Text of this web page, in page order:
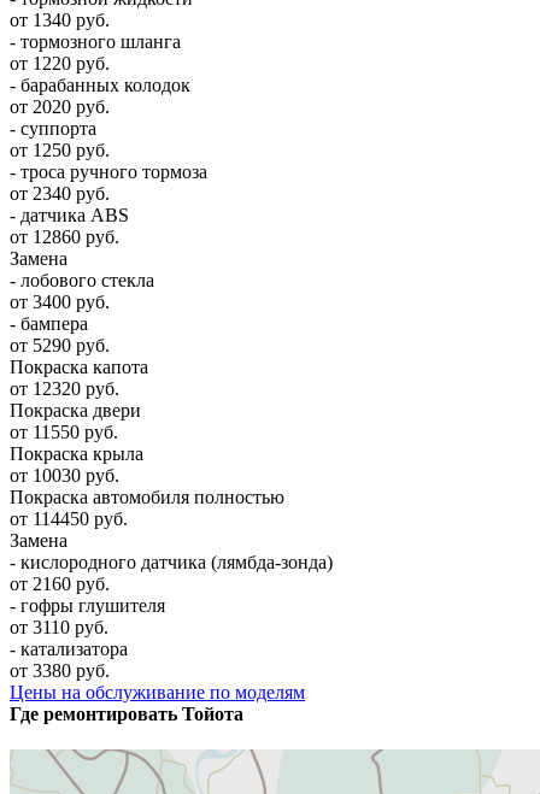
от 1340 руб.
- тормозного шланга
от 1220 руб.
- барабанных колодок
от 2020 руб.
- суппорта
от 1250 руб.
- троса ручного тормоза
от 2340 руб.
- датчика ABS
от 12860 руб.
Замена
- лобового стекла
от 3400 руб.
- бампера
от 5290 руб.
Покраска капота
от 12320 руб.
Покраска двери
от 11550 руб.
Покраска крыла
от 10030 руб.
Покраска автомобиля полностью
от 114450 руб.
Замена
- кислородного датчика (лямбда-зонда)
от 2160 руб.
- гофры глушителя
от 3110 руб.
- катализатора
от 3380 руб.
Цены на обслуживание по моделям
Где ремонтировать Тойота